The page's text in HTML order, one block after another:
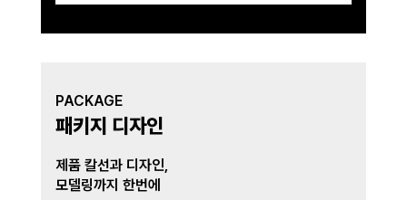
PACKAGE
패키지 디자인
제품 칼선과 디자인,
모델링까지 한번에